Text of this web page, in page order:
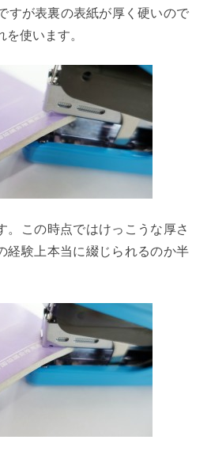
すが表裏の表紙が厚く硬いので
使います。
。この時点ではけっこうな厚さ
経験上本当に綴じられるのか半